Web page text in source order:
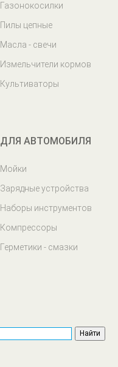
Газонокосилки
Пилы цепные
Масла - свечи
Измельчители кормов
Культиваторы
ДЛЯ АВТОМОБИЛЯ
Мойки
Зарядные устройства
Наборы инструментов
Компрессоры
Герметики - смазки